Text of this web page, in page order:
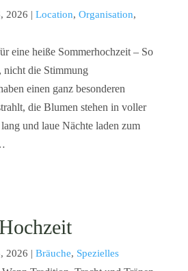
2026 | Location, Organisation,
eine heiße Sommerhochzeit – So
nicht die Stimmung
einen ganz besonderen
die Blumen stehen in voller
und laue Nächte laden zum
2026 | Bräuche, Spezielles